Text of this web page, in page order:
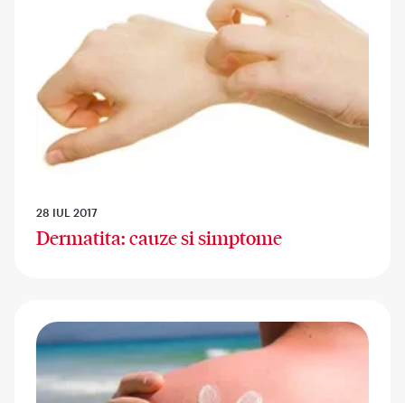
28 IUL 2017
Dermatita: cauze si simptome